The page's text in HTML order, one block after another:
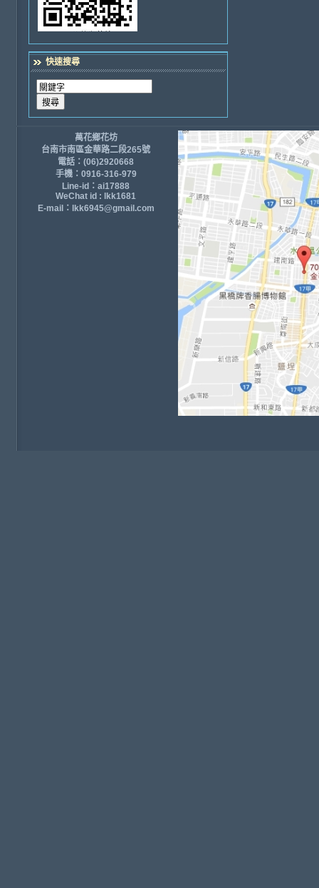
快速搜尋
萬花鄉花坊
台南市南區金華路二段265號
電話：(06)2920668
手機：0916-316-979
Line-id：ai17888
WeChat id : lkk1681
E-mail：lkk6945@gmail.com